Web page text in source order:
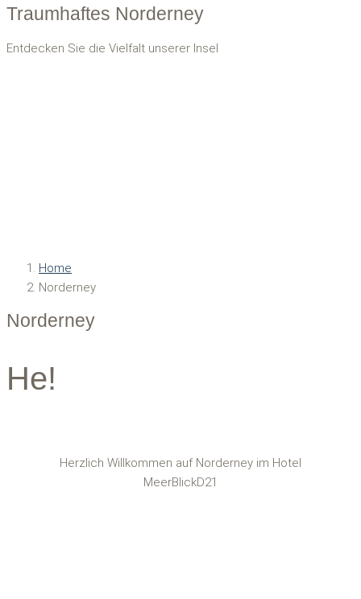
Traumhaftes Norderney
Entdecken Sie die Vielfalt unserer Insel
Home
Norderney
Norderney
He!
Herzlich Willkommen auf Norderney im Hotel
MeerBlickD21